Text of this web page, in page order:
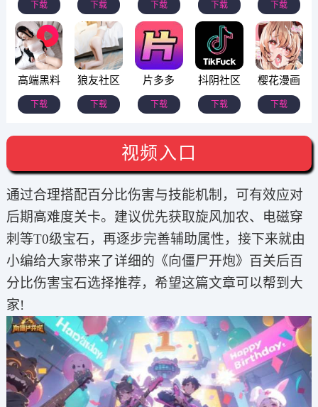
下载 下载 下载 下载 下载
高端黑料
下载
狼友社区
下载
片多多
下载
抖阴社区
下载
樱花漫画
下载
视频入口
通过合理搭配百分比伤害与技能机制，可有效应对
后期高难度关卡。建议优先获取旋风加农、电磁穿
刺等T0级宝石，再逐步完善辅助属性，接下来就由
小编给大家带来了详细的《向僵尸开炮》百关后百
分比伤害宝石选择推荐，希望这篇文章可以帮到大
家!